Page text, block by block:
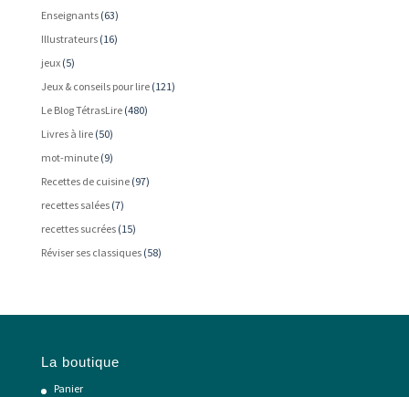
Enseignants(63)
Illustrateurs(16)
jeux(5)
Jeux & conseils pour lire(121)
Le Blog TétrasLire(480)
Livres à lire(50)
mot-minute(9)
Recettes de cuisine(97)
recettes salées(7)
recettes sucrées(15)
Réviser ses classiques(58)
La boutique
Panier